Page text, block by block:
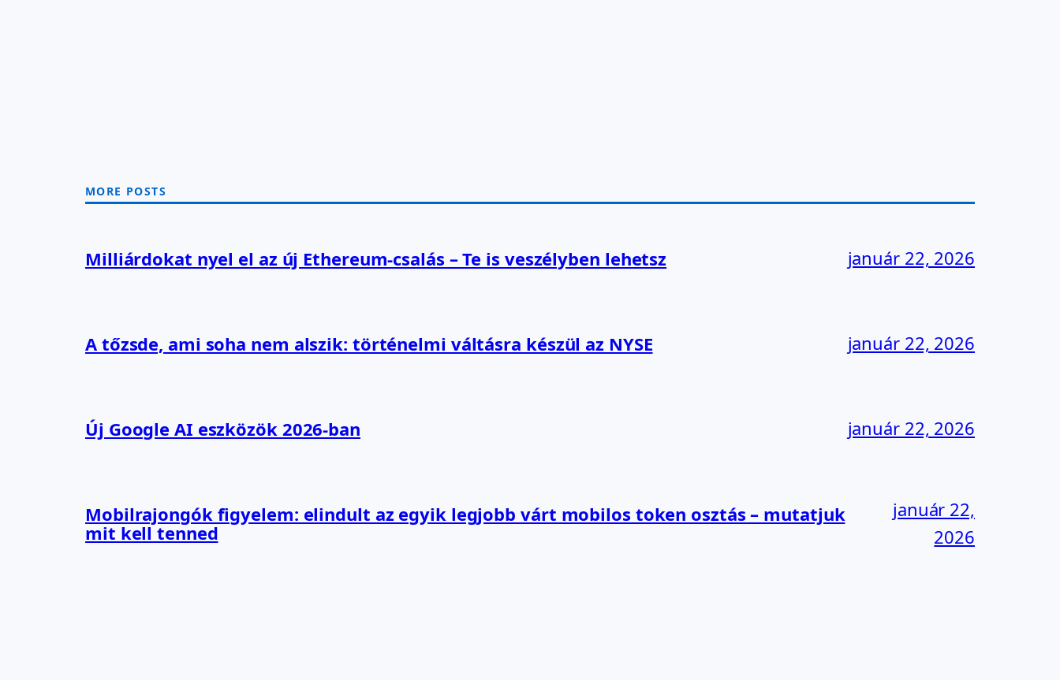
MORE POSTS
Milliárdokat nyel el az új Ethereum-csalás – Te is veszélyben lehetsz január 22, 2026
A tőzsde, ami soha nem alszik: történelmi váltásra készül az NYSE január 22, 2026
Új Google AI eszközök 2026-ban január 22, 2026
Mobilrajongók figyelem: elindult az egyik legjobb várt mobilos token osztás – mutatjuk
mit kell tenned
január 22,
2026